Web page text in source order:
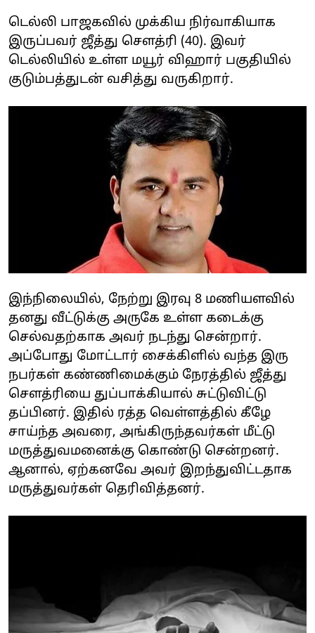
டெல்லி பாஜகவில் முக்கிய நிர்வாகியாக
இருப்பவர் ஜீத்து செளத்ரி (40). இவர்
டெல்லியில் உள்ள மயூர் விஹார் பகுதியில்
குடும்பத்துடன் வசித்து வருகிறார்.
இந்நிலையில், நேற்று இரவு 8 மணியளவில்
தனது வீட்டுக்கு அருகே உள்ள கடைக்கு
செல்வதற்காக அவர் நடந்து சென்றார்.
அப்போது மோட்டார் சைக்கிளில் வந்த இரு
நபர்கள் கண்ணிமைக்கும் நேரத்தில் ஜீத்து
செளத்ரியை துப்பாக்கியால் சுட்டுவிட்டு
தப்பினர். இதில் ரத்த வெள்ளத்தில் கீழே
சாய்ந்த அவரை, அங்கிருந்தவர்கள் மீட்டு
மருத்துவமனைக்கு கொண்டு சென்றனர்.
ஆனால், ஏற்கனவே அவர் இறந்துவிட்டதாக
மருத்துவர்கள் தெரிவித்தனர்.